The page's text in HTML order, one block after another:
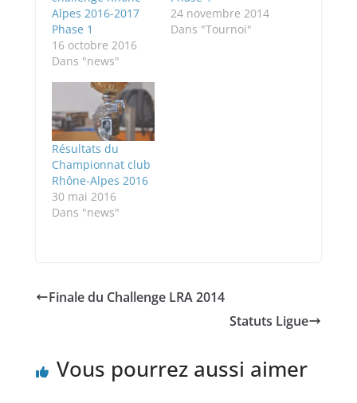
Alpes 2016-2017
Phase 1
16 octobre 2016
Dans "news"
24 novembre 2014
Dans "Tournoi"
Résultats du
Championnat club
Rhône-Alpes 2016
30 mai 2016
Dans "news"
Finale du Challenge LRA 2014
Statuts Ligue
Vous pourrez aussi aimer